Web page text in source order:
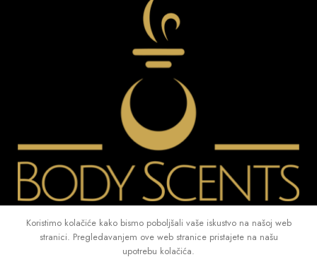
KATEGORIJE
Koristimo kolačiće kako bismo poboljšali vaše iskustvo na našoj web
stranici. Pregledavanjem ove web stranice pristajete na našu
upotrebu kolačića.